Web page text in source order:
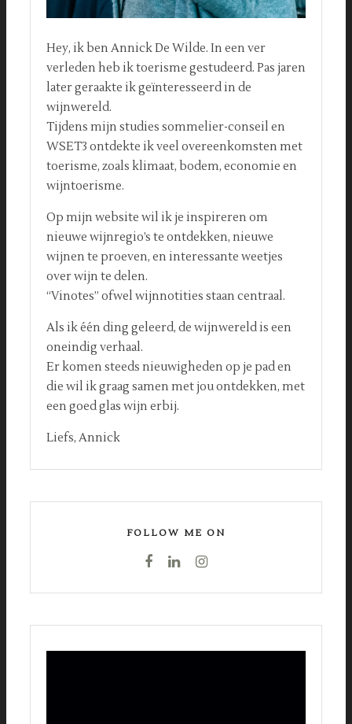
Hey, ik ben Annick De Wilde. In een ver
verleden heb ik toerisme gestudeerd. Pas jaren
later geraakte ik geïnteresseerd in de
wijnwereld.
Tijdens mijn studies sommelier-conseil en
WSET3 ontdekte ik veel overeenkomsten met
toerisme, zoals klimaat, bodem, economie en
wijntoerisme.
Op mijn website wil ik je inspireren om
nieuwe wijnregio’s te ontdekken, nieuwe
wijnen te proeven, en interessante weetjes
over wijn te delen.
“Vinotes” ofwel wijnnotities staan centraal.
Als ik één ding geleerd, de wijnwereld is een
oneindig verhaal.
Er komen steeds nieuwigheden op je pad en
die wil ik graag samen met jou ontdekken, met
een goed glas wijn erbij.
Liefs, Annick
FOLLOW ME ON